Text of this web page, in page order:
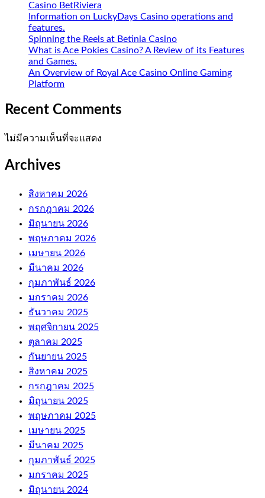
Casino BetRiviera
Information on LuckyDays Casino operations and
features.
Spinning the Reels at Betinia Casino
What is Ace Pokies Casino? A Review of its Features
and Games.
An Overview of Royal Ace Casino Online Gaming
Platform
Recent Comments
ไม่มีความเห็นที่จะแสดง
Archives
สิงหาคม 2026
กรกฎาคม 2026
มิถุนายน 2026
พฤษภาคม 2026
เมษายน 2026
มีนาคม 2026
กุมภาพันธ์ 2026
มกราคม 2026
ธันวาคม 2025
พฤศจิกายน 2025
ตุลาคม 2025
กันยายน 2025
สิงหาคม 2025
กรกฎาคม 2025
มิถุนายน 2025
พฤษภาคม 2025
เมษายน 2025
มีนาคม 2025
กุมภาพันธ์ 2025
มกราคม 2025
มิถุนายน 2024